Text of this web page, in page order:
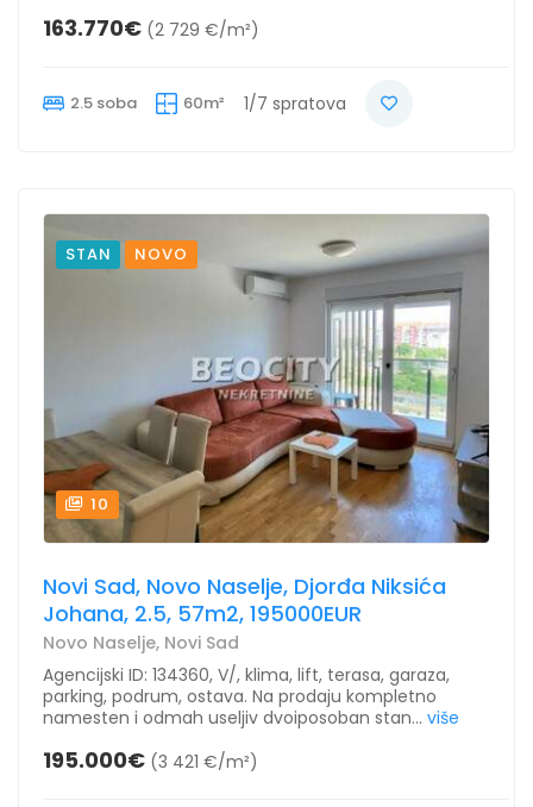
163.770€ (2 729 €/m²)
2.5 soba 60m² 1/7 spratova
STAN NOVO
10
Novi Sad, Novo Naselje, Djorđa Niksića
Johana, 2.5, 57m2, 195000EUR
Novo Naselje, Novi Sad
Agencijski ID: 134360, V/, klima, lift, terasa, garaza,
parking, podrum, ostava. Na prodaju kompletno
namesten i odmah useljiv dvoiposoban stan... više
195.000€ (3 421 €/m²)